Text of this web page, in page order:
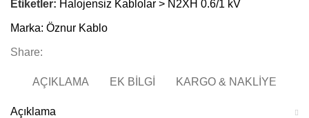
Etiketler: Halojensiz Kablolar > N2XH 0.6/1 kV
Marka: Öznur Kablo
Share:
AÇIKLAMA EK BILGI KARGO & NAKLIYE
Açıklama